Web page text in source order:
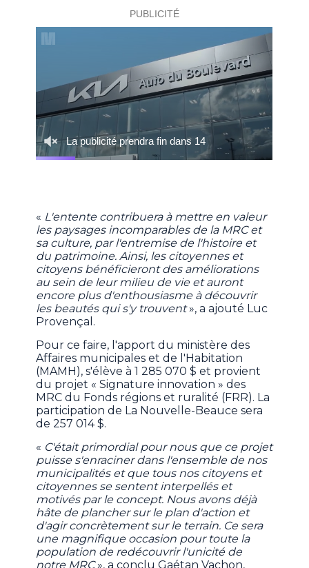
« L'entente contribuera à mettre en valeur
les paysages incomparables de la MRC et
sa culture, par l'entremise de l'histoire et
du patrimoine. Ainsi, les citoyennes et
citoyens bénéficieront des améliorations
au sein de leur milieu de vie et auront
encore plus d'enthousiasme à découvrir
les beautés qui s'y trouvent», a ajouté Luc
Provençal.
Pour ce faire, l'apport du ministère des
Affaires municipales et de l'Habitation
(MAMH), s'élève à 1 285 070 $ et provient
du projet « Signature innovation » des
MRC du Fonds régions et ruralité (FRR). La
participation de La Nouvelle-Beauce sera
de 257 014 $.
« C'était primordial pour nous que ce projet
puisse s'enraciner dans l'ensemble de nos
municipalités et que tous nos citoyens et
citoyennes se sentent interpellés et
motivés par le concept. Nous avons déjà
hâte de plancher sur le plan d'action et
d'agir concrètement sur le terrain. Ce sera
une magnifique occasion pour toute la
population de redécouvrir l'unicité de
notre MRC», a conclu Gaétan Vachon,